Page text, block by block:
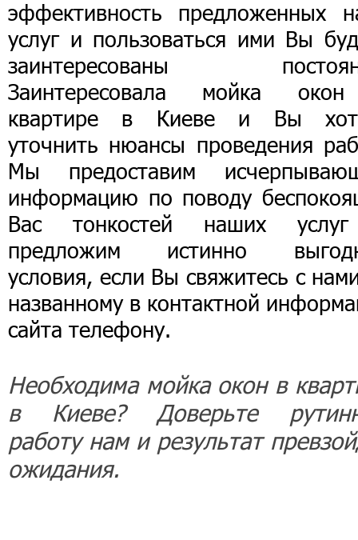
эффективность предложенных
услуг и пользоваться ими Вы
заинтересованы
Заинтересовала мойка
квартире в Киеве и Вы
уточнить нюансы проведения
Мы предоставим
информацию по поводу
Вас тонкостей наших
предложим истинно
условия, если Вы свяжитесь с
названному в контактной
сайта телефону.
Необходима мойка окон в
в Киеве? Доверьте
работу нам и результат
ожидания.